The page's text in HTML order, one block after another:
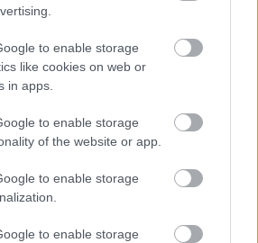
to enable storage
like cookies on web or
in apps.
to enable storage
of the website or app.
to enable storage
to enable storage
nscup
vinne
flere
Ny
Bjørn
med